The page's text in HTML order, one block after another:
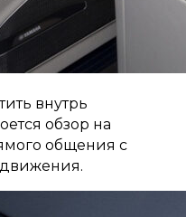
внутрь
обзор на
общения с